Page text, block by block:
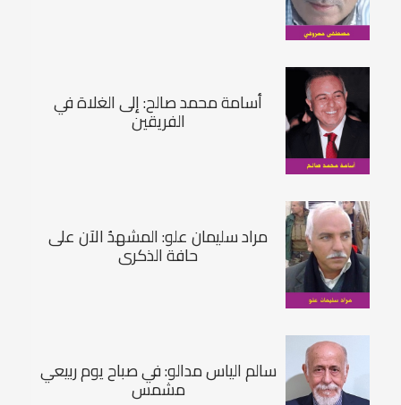
أسامة محمد صالح: إلى الغلاة في
الفريقين
مراد سليمان علو: المشهدُ الآن على
حافة الذكرى
سالم الياس مدالو: في صباح يوم ربيعي
مشمس